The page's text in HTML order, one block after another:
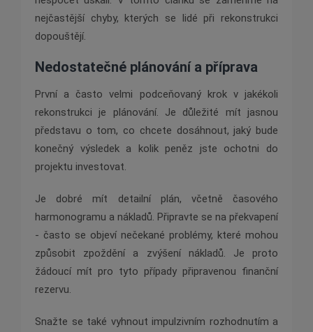
nejčastější chyby, kterých se lidé při rekonstrukci
dopouštějí.
Nedostatečné plánování a příprava
První a často velmi podceňovaný krok v jakékoli
rekonstrukci je plánování. Je důležité mít jasnou
představu o tom, co chcete dosáhnout, jaký bude
konečný výsledek a kolik peněz jste ochotni do
projektu investovat.
Je dobré mít detailní plán, včetně časového
harmonogramu a nákladů. Připravte se na překvapení
- často se objeví nečekané problémy, které mohou
způsobit zpoždění a zvýšení nákladů. Je proto
žádoucí mít pro tyto případy připravenou finanční
rezervu.
Snažte se také vyhnout impulzivním rozhodnutím a